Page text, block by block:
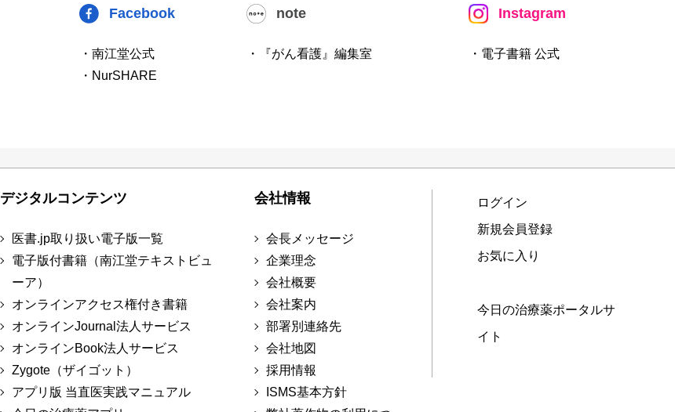
Facebook
・南江堂公式
・NurSHARE
note
・『がん看護』編集室
Instagram
・電子書籍 公式
デジタルコンテンツ
医書.jp取り扱い電子版一覧
電子版付書籍（南江堂テキストビュ
ーア）
オンラインアクセス権付き書籍
オンラインJournal法人サービス
オンラインBook法人サービス
Zygote（ザイゴット）
アプリ版 当直医実践マニュアル
会社情報
会長メッセージ
企業理念
会社概要
会社案内
部署別連絡先
会社地図
採用情報
ISMS基本方針
ログイン
新規会員登録
お気に入り
今日の治療薬ポータルサ
イト